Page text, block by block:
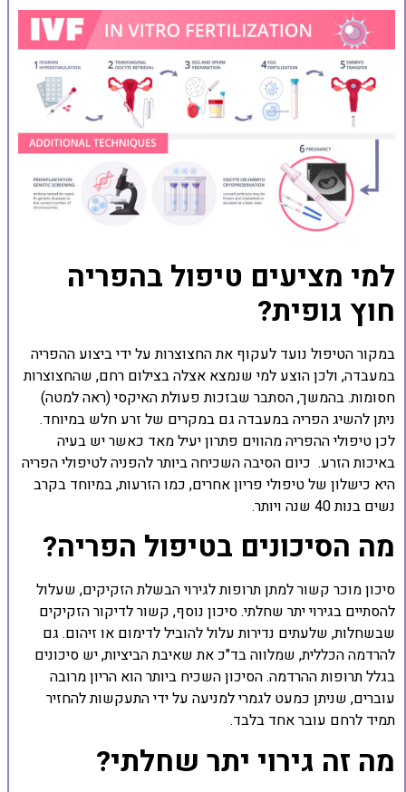
למי מציעים טיפול בהפריה
חוץ גופית?
במקור הטיפול נועד לעקוף את החצוצרות על ידי ביצוע ההפריה
במעבדה, ולכן הוצע למי שנמצא אצלה בצילום רחם, שהחצוצרות
חסומות. בהמשך, הסתבר שבזכות פעולת האיקסי (ראה למטה)
ניתן להשיג הפריה במעבדה גם במקרים של זרע חלש במיוחד.
לכן טיפולי ההפריה מהווים פתרון יעיל מאד כאשר יש בעיה
באיכות הזרע. כיום הסיבה השכיחה ביותר להפניה לטיפולי הפריה
היא כישלון של טיפולי פריון אחרים, כמו הזרעות, במיוחד בקרב
נשים בנות 40 שנה ויותר.
מה הסיכונים בטיפול הפריה?
סיכון מוכר קשור למתן תרופות לגירוי הבשלת הזקיקים, שעלול
להסתיים בגירוי יתר שחלתי. סיכון נוסף, קשור לדיקור הזקיקים
שבשחלות, שלעתים נדירות עלול להוביל לדימום או זיהום. גם
להרדמה הכללית, שמלווה בד"כ את שאיבת הביציות, יש סיכונים
בגלל תרופות ההרדמה. הסיכון השכיח ביותר הוא הריון מרובה
עוברים, שניתן כמעט לגמרי למניעה על ידי התעקשות להחזיר
תמיד לרחם עובר אחד בלבד.
מה זה גירוי יתר שחלתי?